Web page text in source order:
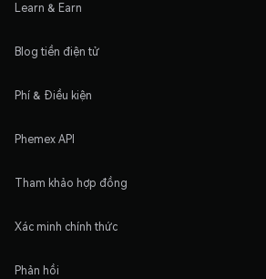
Learn & Earn
Blog tiền điện tử
Phí & Điều kiện
Phemex API
Tham khảo hợp đồng
Xác minh chính thức
Phản hồi